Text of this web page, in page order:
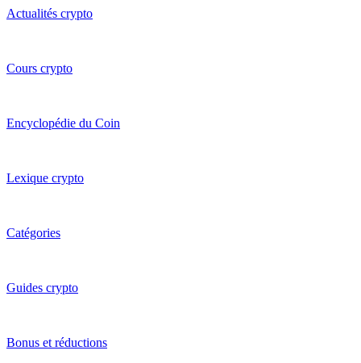
Actualités crypto
Cours crypto
Encyclopédie du Coin
Lexique crypto
Catégories
Guides crypto
Bonus et réductions